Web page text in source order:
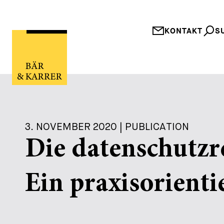
KONTAKT
3. NOVEMBER 2020 | PUBLICATION
Die
Ein